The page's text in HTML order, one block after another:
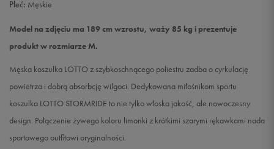
Płeć: Męskie
Model na zdjęciu ma 189 cm wzrostu, waży 85 kg i prezentuje
produkt w rozmiarze M.
Męska koszulka LOTTO z szybkoschnącego poliestru zadba o cyrkulację
powietrza i dobrą absorbcję wilgoci. Dedykowana miłośnikom sportu
koszulka LOTTO STORMRIDE to nie tylko włoska jakość, ale nowoczesny
design. Połączenie żywego koloru limonki z krótkimi szarymi rękawkami nada
sportowego outfitowi oryginalności.